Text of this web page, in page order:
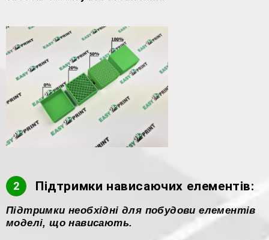
2 Підтримки нависаючих елементів:
Підтримки необхідні для побудови елементів
моделі, що нависають.